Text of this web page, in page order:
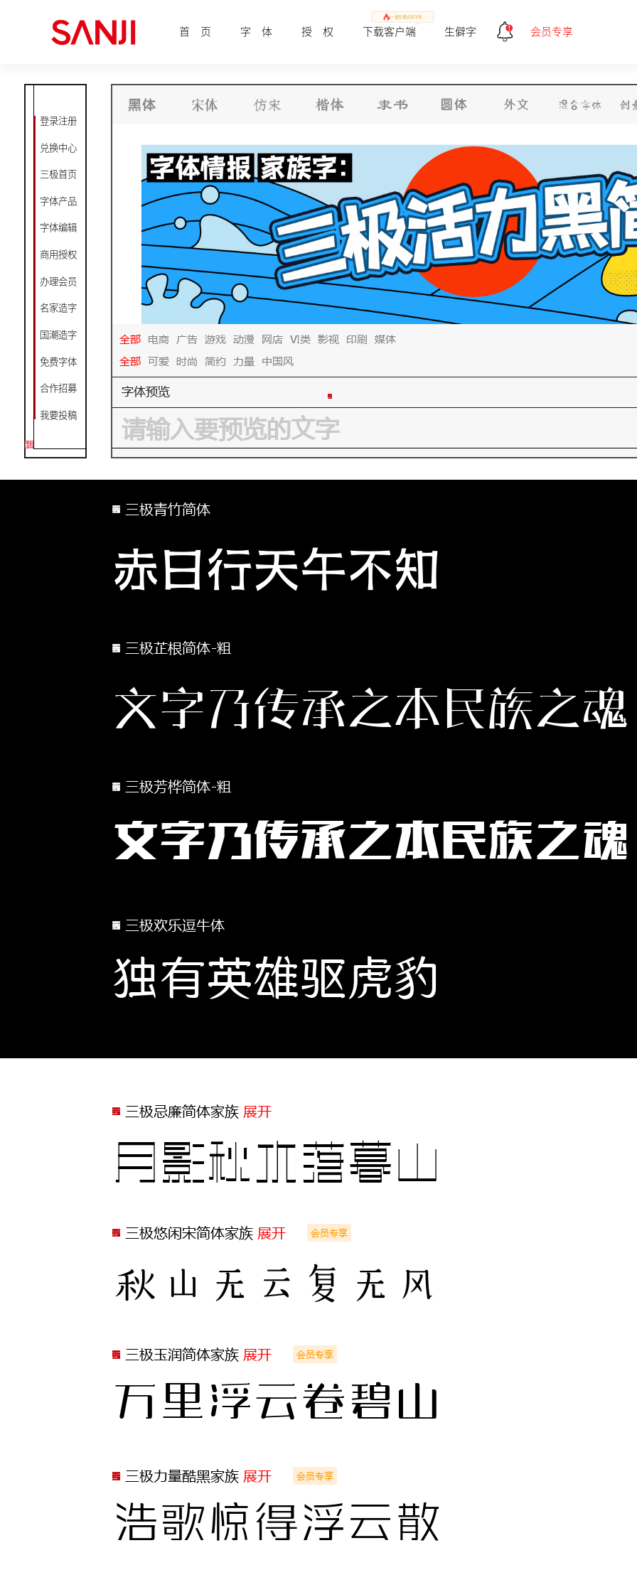
首 页 字 体 授 权
一健免费试用字体
下载客户端 生僻字 会员专享
登录注册
兑换中心
三极首页
字体产品
字体编辑
商用授权
办理会员
名家造字
国潮造字
免费字体
合作招募
我要投稿
全部 电商 广告 游戏 动漫 网店 VI类 影视 印刷 媒体
全部 可爱 时尚 简约 力量 中国风
字体预览
三极青竹简体
赤日行天午不知
三极芷根简体-粗
文字乃传承之本民族之魂
三极芳桦简体-粗
文字乃传承之本民族之魂
三极欢乐逗牛体
独有英雄驱虎豹
三极忌廉简体家族 展开
月影秋水落暮山
三极悠闲宋简体家族 展开 会员专享
秋山无云复无风
三极玉润简体家族 展开 会员专享
万里浮云卷碧山
三极力量酷黑家族 展开 会员专享
浩歌惊得浮云散